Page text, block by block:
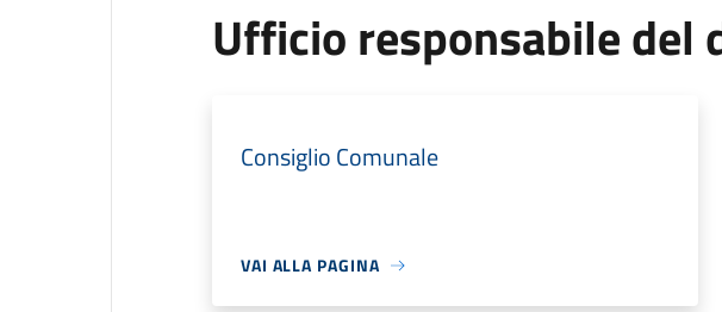
Ufficio responsabile del
Consiglio Comunale
VAI ALLA PAGINA